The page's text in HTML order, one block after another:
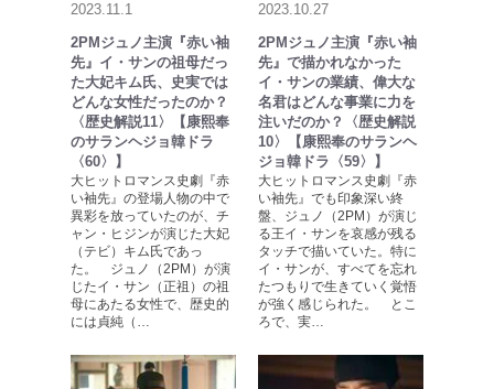
2023.11.1
2PMジュノ主演『赤い袖
先』イ・サンの祖母だっ
た大妃キム氏、史実では
どんな女性だったのか？
〈歴史解説11〉【康熙奉
のサランヘジョ韓ドラ
〈60〉】
大ヒットロマンス史劇『赤
い袖先』の登場人物の中で
異彩を放っていたのが、チ
ャン・ヒジンが演じた大妃
（テビ）キム氏であっ
た。 ジュノ（2PM）が演
じたイ・サン（正祖）の祖
母にあたる女性で、歴史的
には貞純（…
2023.10.27
2PMジュノ主演『赤い袖
先』で描かれなかった
イ・サンの業績、偉大な
名君はどんな事業に力を
注いだのか？〈歴史解説
10〉【康熙奉のサランヘ
ジョ韓ドラ〈59〉】
大ヒットロマンス史劇『赤
い袖先』でも印象深い終
盤、ジュノ（2PM）が演じ
る王イ・サンを哀感が残る
タッチで描いていた。特に
イ・サンが、すべてを忘れ
たつもりで生きていく覚悟
が強く感じられた。 とこ
ろで、実…